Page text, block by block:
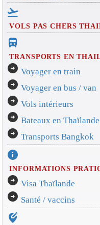
flight_takeoff
VOLS PAS CHERS
directions_bus_filled
TRANSPORTS EN
arrow_circle_right Voyager en train
arrow_circle_right Voyager en bus / van
arrow_circle_right Vols intérieurs
arrow_circle_right Bateaux en Thaïlande
arrow_circle_right Transports Bangkok
info
INFORMATIONS
arrow_circle_right Visa Thaïlande
arrow_circle_right Santé / vaccins
edit_location_alt